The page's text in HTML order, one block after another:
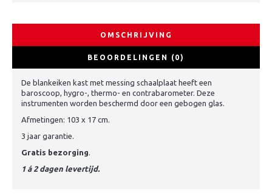
OMSCHRIJVING
BEOORDELINGEN (0)
De blankeiken kast met messing schaalplaat heeft een
baroscoop, hygro-, thermo- en contrabarometer. Deze
instrumenten worden beschermd door een gebogen glas.
Afmetingen: 103 x 17 cm.
3 jaar garantie.
Gratis bezorging.
1 á 2 dagen levertijd.